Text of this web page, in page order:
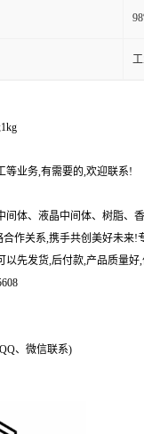
等业务,有需要的,欢迎联系!
间体、液晶中间体、树脂、
作关系,携手共创美好未来!
以先发货,后付款,产品质量
、微信联系)